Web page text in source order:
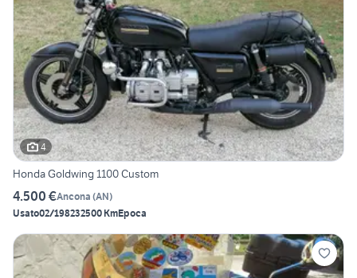
4
Honda Goldwing 1100 Custom
4.500 €Ancona (AN)
Usato02/198232500 KmEpoca